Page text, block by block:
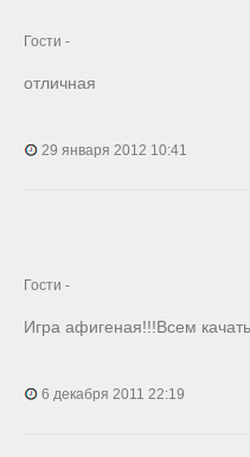
Гости -
отличная
29 января 2012 10:41
Гости -
Игра афигеная!!!Всем
6 декабря 2011 22:19